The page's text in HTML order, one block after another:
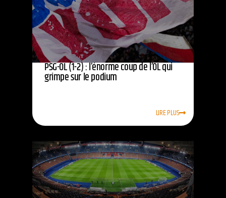
PSG-OL (1-2) : l’énorme coup de l’OL qui
grimpe sur le podium
LIRE PLUS